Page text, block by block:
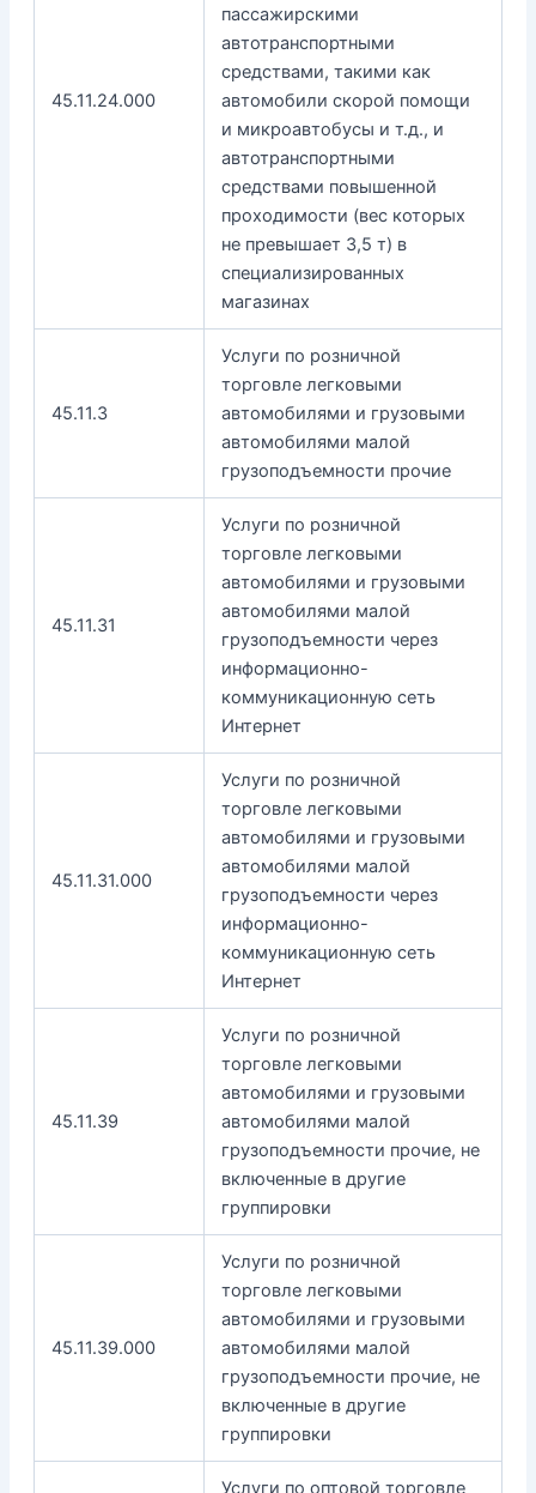
45.11.24.000
пассажирскими
автотранспортными
средствами, такими как
автомобили скорой помощи
и микроавтобусы и т.д., и
автотранспортными
средствами повышенной
проходимости (вес которых
не превышает 3,5 т) в
специализированных
магазинах
45.11.3
Услуги по розничной
торговле легковыми
автомобилями и грузовыми
автомобилями малой
грузоподъемности прочие
45.11.31
Услуги по розничной
торговле легковыми
автомобилями и грузовыми
автомобилями малой
грузоподъемности через
информационно-
коммуникационную сеть
Интернет
45.11.31.000
Услуги по розничной
торговле легковыми
автомобилями и грузовыми
автомобилями малой
грузоподъемности через
информационно-
коммуникационную сеть
Интернет
45.11.39
Услуги по розничной
торговле легковыми
автомобилями и грузовыми
автомобилями малой
грузоподъемности прочие, не
включенные в другие
группировки
45.11.39.000
Услуги по розничной
торговле легковыми
автомобилями и грузовыми
автомобилями малой
грузоподъемности прочие, не
включенные в другие
группировки
Услуги по оптовой торговле